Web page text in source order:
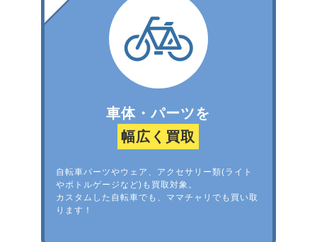
車体・パーツを
幅広く買取
自転車パーツやウェア、アクセサリー類(ライト
やボトルゲージなど)も買取対象。
カスタムした自転車でも、ママチャリでも買い取
ります！